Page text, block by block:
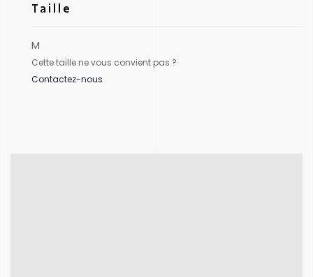
Taille
M
Cette taille ne vous convient pas ?
Contactez-nous